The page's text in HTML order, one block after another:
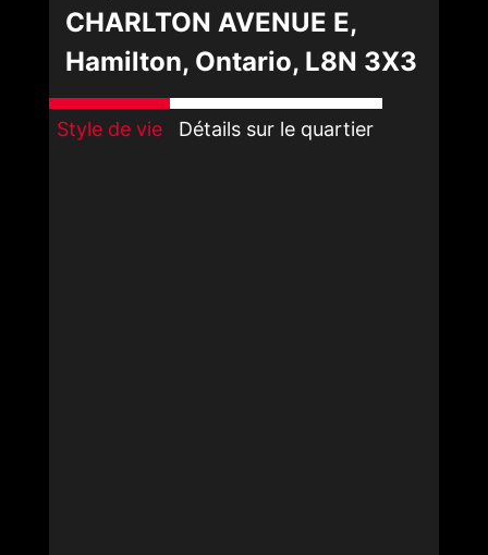
CHARLTON AVENUE E,
Hamilton, Ontario, L8N 3X3
Style de vie Détails sur le quartier